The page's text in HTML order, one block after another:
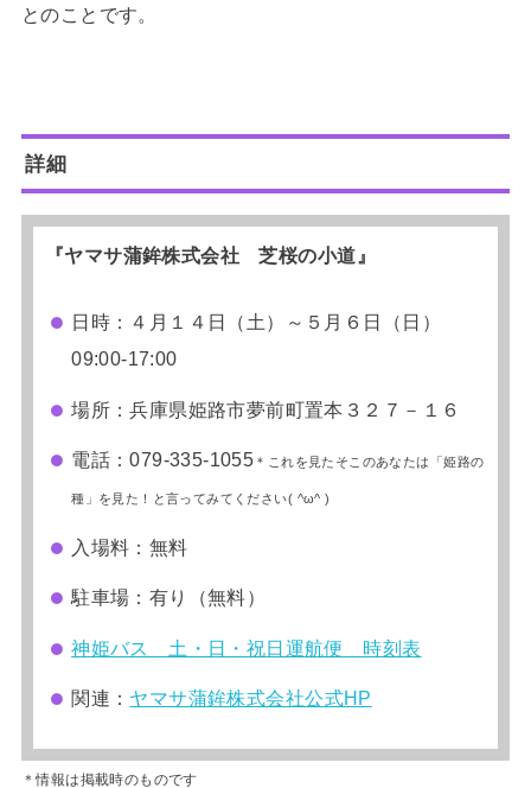
とのことです。
詳細
『ヤマサ蒲鉾株式会社 芝桜の小道 』
日時：４月１４日（土）～５月６日（日）
09:00-17:00
場所：兵庫県姫路市夢前町置本３２７－１６
電話：079-335-1055 ＊これを見たそこのあなたは「姫路の
種」を見た！と言ってみてください( ^ω^ )
入場料：無料
駐車場：有り（無料）
神姫バス 土・日・祝日運航便 時刻表
関連： ヤマサ蒲鉾株式会社公式HP
＊情報は掲載時のものです